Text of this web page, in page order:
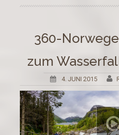
360-
zum
4. JUNI 2015